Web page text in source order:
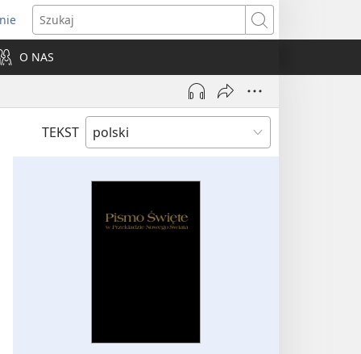
Szukaj
O NAS
TEKST